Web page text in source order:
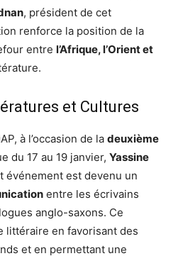
, président de cet
renforce la position de la
entre l’Afrique, l’Orient et
et Cultures
à l’occasion de la deuxième
du 17 au 19 janvier, Yassine
événement est devenu un
entre les écrivains
anglo-saxons. Ce
littéraire en favorisant des
et en permettant une